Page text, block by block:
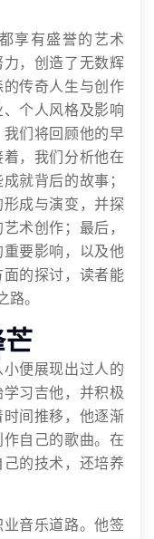
享有盛誉的艺术
，创造了无数辉
传奇人生与创作
个人风格及影响
们将回顾他的早
，我们分析他在
就背后的故事；
成与演变，并探
术创作；最后，
要影响，以及他
的探讨，读者能
。
便展现出过人的
习吉他，并积极
间推移，他逐渐
自己的歌曲。在
的技术，还培养
音乐道路。他签